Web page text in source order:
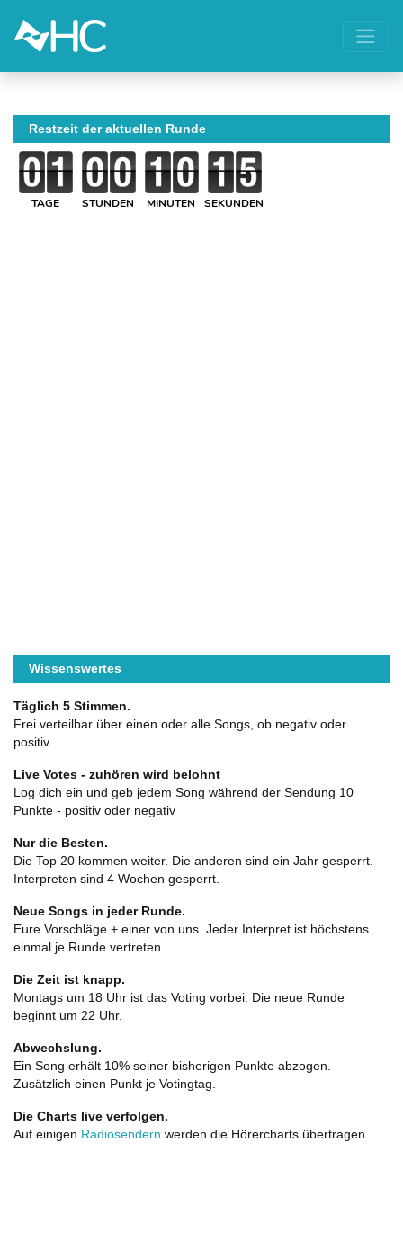
Restzeit der aktuellen Runde
TAGE STUNDEN MINUTEN SEKUNDEN
Wissenswertes
Täglich 5 Stimmen.
Frei verteilbar über einen oder alle Songs, ob negativ oder
positiv..
Live Votes - zuhören wird belohnt
Log dich ein und geb jedem Song während der Sendung 10
Punkte - positiv oder negativ
Nur die Besten.
Die Top 20 kommen weiter. Die anderen sind ein Jahr gesperrt.
Interpreten sind 4 Wochen gesperrt.
Neue Songs in jeder Runde.
Eure Vorschläge + einer von uns. Jeder Interpret ist höchstens
einmal je Runde vertreten.
Die Zeit ist knapp.
Montags um 18 Uhr ist das Voting vorbei. Die neue Runde
beginnt um 22 Uhr.
Abwechslung.
Ein Song erhält 10% seiner bisherigen Punkte abzogen.
Zusätzlich einen Punkt je Votingtag.
Die Charts live verfolgen.
Auf einigen Radiosendern werden die Hörercharts übertragen.